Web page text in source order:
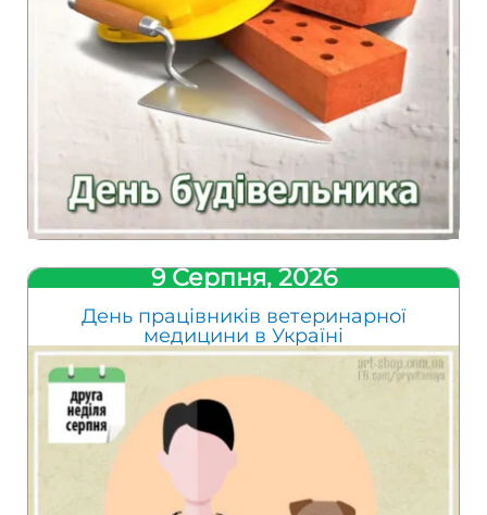
9 Серпня, 2026
День працівників ветеринарної
медицини в Україні